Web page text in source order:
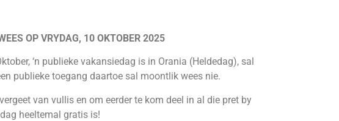
OP VRYDAG, 10 OKTOBER 2025
‘n publieke vakansiedag is in Orania (Heldedag), sal
publieke toegang daartoe sal moontlik wees nie.
van vullis en om eerder te kom deel in al die pret by
heeltemal gratis is!